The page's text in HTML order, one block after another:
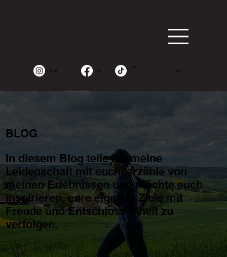
15.2K 2K
1.9K
490
BLOG
In diesem Blog teile ich meine
Leidenschaft mit euch, erzähle von
meinen Erlebnissen und möchte euch
inspirieren, eure eigenen Ziele mit
Freude und Entschlossenheit zu
verfolgen.